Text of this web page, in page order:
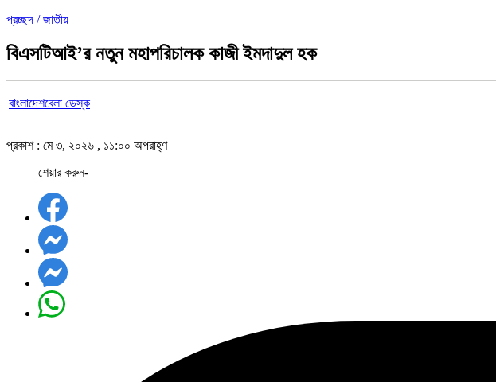
প্রচ্ছদ /জাতীয়
বিএসটিআই’র নতুন মহাপরিচালক কাজী ইমদাদুল হক
বাংলাদেশবেলা ডেস্ক
প্রকাশ : মে ৩, ২০২৬ , ১১:০০ অপরাহ্ণ
শেয়ার করুন-